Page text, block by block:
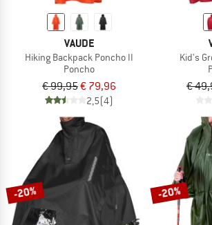
VAUDE
Hiking Backpack Poncho II
Poncho
€ 99,95€ 79,96
2,5(4)
Kid's
€
-20% -20%